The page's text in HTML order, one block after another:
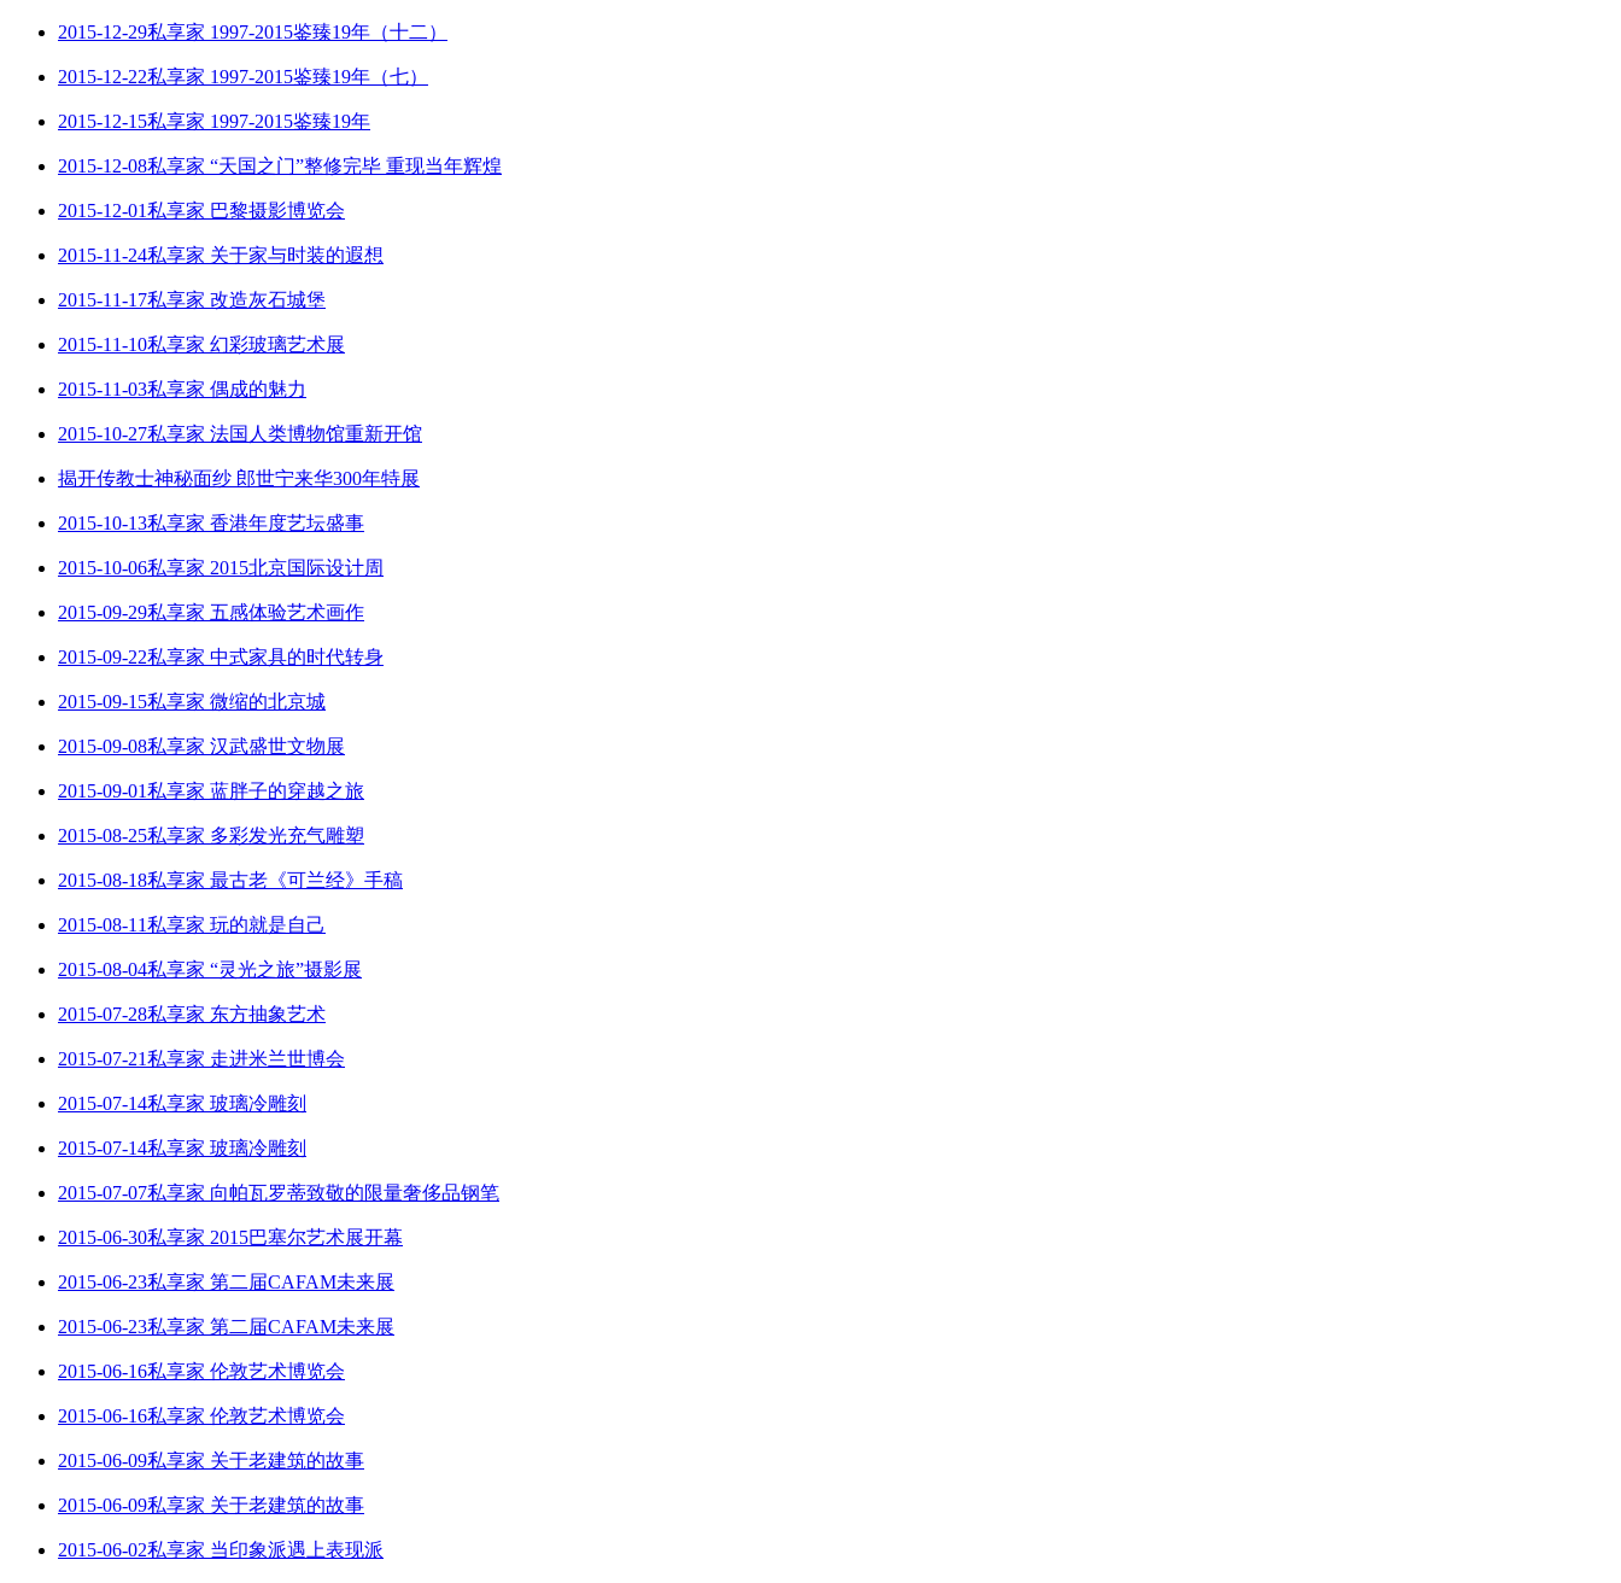
2015-12-29私享家 1997-2015鉴臻19年（十二）
2015-12-22私享家 1997-2015鉴臻19年（七）
2015-12-15私享家 1997-2015鉴臻19年
2015-12-08私享家 “天国之门”整修完毕 重现当年辉煌
2015-12-01私享家 巴黎摄影博览会
2015-11-24私享家 关于家与时装的遐想
2015-11-17私享家 改造灰石城堡
2015-11-10私享家 幻彩玻璃艺术展
2015-11-03私享家 偶成的魅力
2015-10-27私享家 法国人类博物馆重新开馆
揭开传教士神秘面纱 郎世宁来华300年特展
2015-10-13私享家 香港年度艺坛盛事
2015-10-06私享家 2015北京国际设计周
2015-09-29私享家 五感体验艺术画作
2015-09-22私享家 中式家具的时代转身
2015-09-15私享家 微缩的北京城
2015-09-08私享家 汉武盛世文物展
2015-09-01私享家 蓝胖子的穿越之旅
2015-08-25私享家 多彩发光充气雕塑
2015-08-18私享家 最古老《可兰经》手稿
2015-08-11私享家 玩的就是自己
2015-08-04私享家 “灵光之旅”摄影展
2015-07-28私享家 东方抽象艺术
2015-07-21私享家 走进米兰世博会
2015-07-14私享家 玻璃冷雕刻
2015-07-14私享家 玻璃冷雕刻
2015-07-07私享家 向帕瓦罗蒂致敬的限量奢侈品钢笔
2015-06-30私享家 2015巴塞尔艺术展开幕
2015-06-23私享家 第二届CAFAM未来展
2015-06-23私享家 第二届CAFAM未来展
2015-06-16私享家 伦敦艺术博览会
2015-06-16私享家 伦敦艺术博览会
2015-06-09私享家 关于老建筑的故事
2015-06-09私享家 关于老建筑的故事
2015-06-02私享家 当印象派遇上表现派